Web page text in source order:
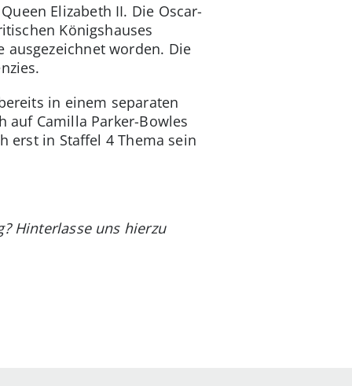
Elizabeth II. Die Oscar-
Königshauses
ausgezeichnet worden. Die
in einem separaten
auf Camilla Parker-Bowles
erst in Staffel 4 Thema sein
Hinterlasse uns hierzu